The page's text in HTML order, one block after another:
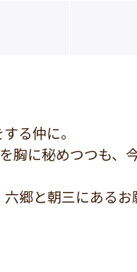
る仲に。
に秘めつつも、
と朝三にあるお